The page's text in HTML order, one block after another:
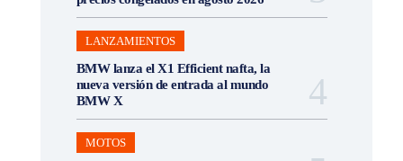
LANZAMIENTOS
BMW lanza el X1 Efficient nafta, la
nueva versión de entrada al mundo
BMW X
MOTOS